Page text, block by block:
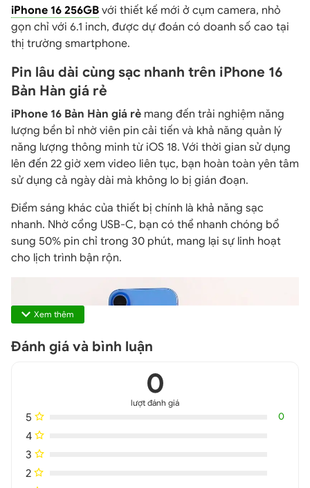
iPhone 16 256GB với thiết kế mới ở cụm camera, nhỏ
gọn chỉ với 6.1 inch, được dự đoán có doanh số cao tại
thị trường smartphone.
Pin lâu dài cùng sạc nhanh trên iPhone 16
Bản Hàn giá rẻ
iPhone 16 Bản Hàn giá rẻ mang đến trải nghiệm năng
lượng bền bỉ nhờ viên pin cải tiến và khả năng quản lý
năng lượng thông minh từ iOS 18. Với thời gian sử dụng
lên đến 22 giờ xem video liên tục, bạn hoàn toàn yên tâm
sử dụng cả ngày dài mà không lo bị gián đoạn.
Điểm sáng khác của thiết bị chính là khả năng sạc
nhanh. Nhờ cổng USB-C, bạn có thể nhanh chóng bổ
sung 50% pin chỉ trong 30 phút, mang lại sự linh hoạt
cho lịch trình bận rộn.
Pin lâu dài cùng sạc nhanh trên iPhone 16 Bản Hàn giá rẻ
Xem thêm
Đánh giá và bình luận
0
lượt đánh giá
5 0
4
3
2